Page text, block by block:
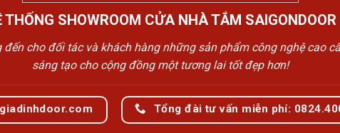
THỐNG SHOWROOM CỬA NHÀ TẮM SAIGONDOOR
đến cho đối tác và khách hàng những sản phẩm công nghệ cao
sáng tạo cho cộng đồng một tương lai tốt đẹp hơn!
Tổng đài tư vấn miễn phí: